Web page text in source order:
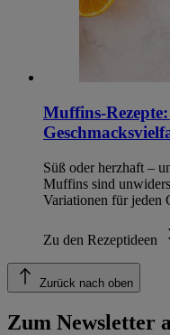
Muffins-
Süß oder herzhaft –
Muffins sind
Variationen für jeden
Zu den Rezeptideen
Zurück nach oben
Zum Newsletter